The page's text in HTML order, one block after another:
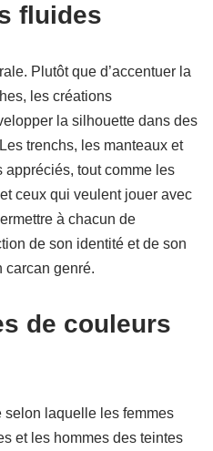
fluides
Plutôt que d’accentuer la
les créations
la silhouette dans des
trenchs, les manteaux et
appréciés, tout comme les
ceux qui veulent jouer avec
à chacun de
de son identité et de son
carcan genré.
de couleurs
selon laquelle les femmes
et les hommes des teintes